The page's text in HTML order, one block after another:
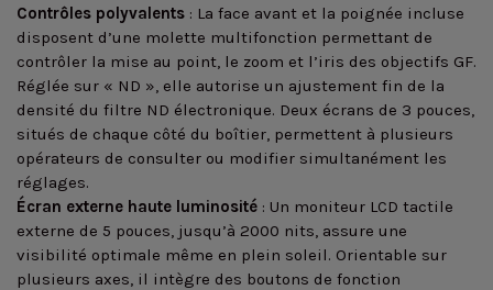
Contrôles polyvalents : La face avant et la poignée incluse
disposent d’une molette multifonction permettant de
contrôler la mise au point, le zoom et l’iris des objectifs GF.
Réglée sur « ND », elle autorise un ajustement fin de la
densité du filtre ND électronique. Deux écrans de 3 pouces,
situés de chaque côté du boîtier, permettent à plusieurs
opérateurs de consulter ou modifier simultanément les
réglages.
Écran externe haute luminosité : Un moniteur LCD tactile
externe de 5 pouces, jusqu’à 2000 nits, assure une
visibilité optimale même en plein soleil. Orientable sur
plusieurs axes, il intègre des boutons de fonction